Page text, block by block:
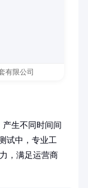
有限公司
生不同时间间
试中，专业工
，满足运营商